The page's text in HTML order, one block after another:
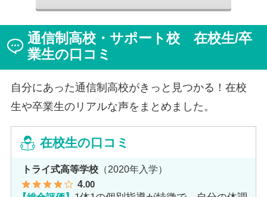
「通信制高校は家で一人で勉強するもの」というイメー
ジを持っていた田中さんですが、キャンパスでフェロー
（先生）や仲間に囲まれる中で、その不安は希望へと変
わったと言います。
通信制高校・サポート校 在校生/卒
業生の口コミ
自分にあった通信制高校がきっと見つかる！在校
生や卒業生のリアルな声をまとめました。
在校生の口コミ
トライ式高等学校 （2020年入学）
4.00